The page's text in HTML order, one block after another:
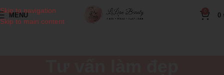
Skip to navigation
Skip to main content
MENU 0